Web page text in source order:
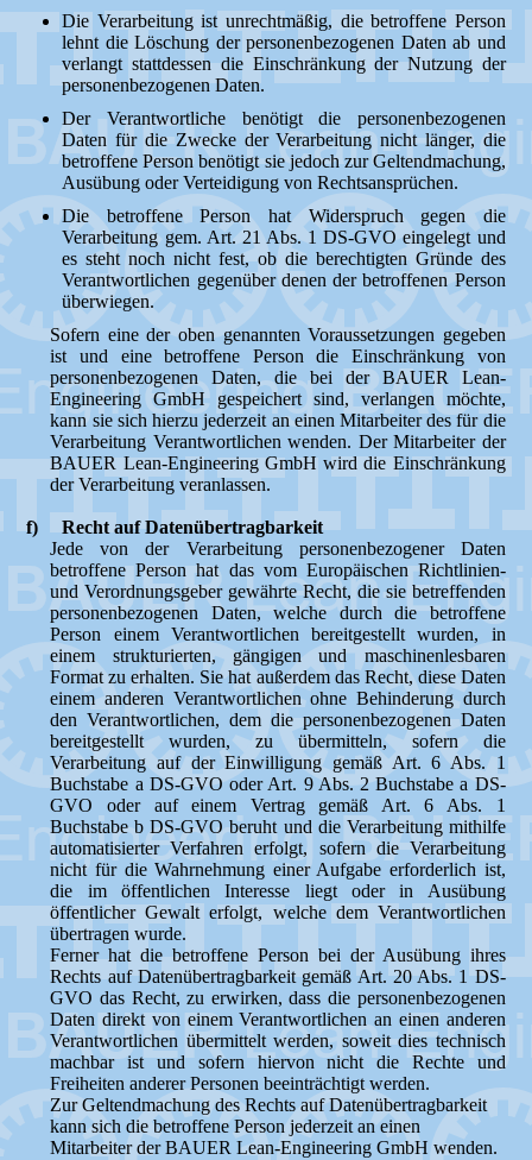
Die Verarbeitung ist unrechtmäßig, die betroffene Person
lehnt die Löschung der personenbezogenen Daten ab und
verlangt stattdessen die Einschränkung der Nutzung der
personenbezogenen Daten.
Der Verantwortliche benötigt die personenbezogenen
Daten für die Zwecke der Verarbeitung nicht länger, die
betroffene Person benötigt sie jedoch zur Geltendmachung,
Ausübung oder Verteidigung von Rechtsansprüchen.
Die betroffene Person hat Widerspruch gegen die
Verarbeitung gem. Art. 21 Abs. 1 DS-GVO eingelegt und
es steht noch nicht fest, ob die berechtigten Gründe des
Verantwortlichen gegenüber denen der betroffenen Person
überwiegen.
Sofern eine der oben genannten Voraussetzungen gegeben
ist und eine betroffene Person die Einschränkung von
personenbezogenen Daten, die bei der BAUER Lean-
Engineering GmbH gespeichert sind, verlangen möchte,
kann sie sich hierzu jederzeit an einen Mitarbeiter des für die
Verarbeitung Verantwortlichen wenden. Der Mitarbeiter der
BAUER Lean-Engineering GmbH wird die Einschränkung
der Verarbeitung veranlassen.
f) Recht auf Datenübertragbarkeit
Jede von der Verarbeitung personenbezogener Daten
betroffene Person hat das vom Europäischen Richtlinien-
und Verordnungsgeber gewährte Recht, die sie betreffenden
personenbezogenen Daten, welche durch die betroffene
Person einem Verantwortlichen bereitgestellt wurden, in
einem strukturierten, gängigen und maschinenlesbaren
Format zu erhalten. Sie hat außerdem das Recht, diese Daten
einem anderen Verantwortlichen ohne Behinderung durch
den Verantwortlichen, dem die personenbezogenen Daten
bereitgestellt wurden, zu übermitteln, sofern die
Verarbeitung auf der Einwilligung gemäß Art. 6 Abs. 1
Buchstabe a DS-GVO oder Art. 9 Abs. 2 Buchstabe a DS-
GVO oder auf einem Vertrag gemäß Art. 6 Abs. 1
Buchstabe b DS-GVO beruht und die Verarbeitung mithilfe
automatisierter Verfahren erfolgt, sofern die Verarbeitung
nicht für die Wahrnehmung einer Aufgabe erforderlich ist,
die im öffentlichen Interesse liegt oder in Ausübung
öffentlicher Gewalt erfolgt, welche dem Verantwortlichen
übertragen wurde.
Ferner hat die betroffene Person bei der Ausübung ihres
Rechts auf Datenübertragbarkeit gemäß Art. 20 Abs. 1 DS-
GVO das Recht, zu erwirken, dass die personenbezogenen
Daten direkt von einem Verantwortlichen an einen anderen
Verantwortlichen übermittelt werden, soweit dies technisch
machbar ist und sofern hiervon nicht die Rechte und
Freiheiten anderer Personen beeinträchtigt werden.
Zur Geltendmachung des Rechts auf Datenübertragbarkeit
kann sich die betroffene Person jederzeit an einen
Mitarbeiter der BAUER Lean-Engineering GmbH wenden.